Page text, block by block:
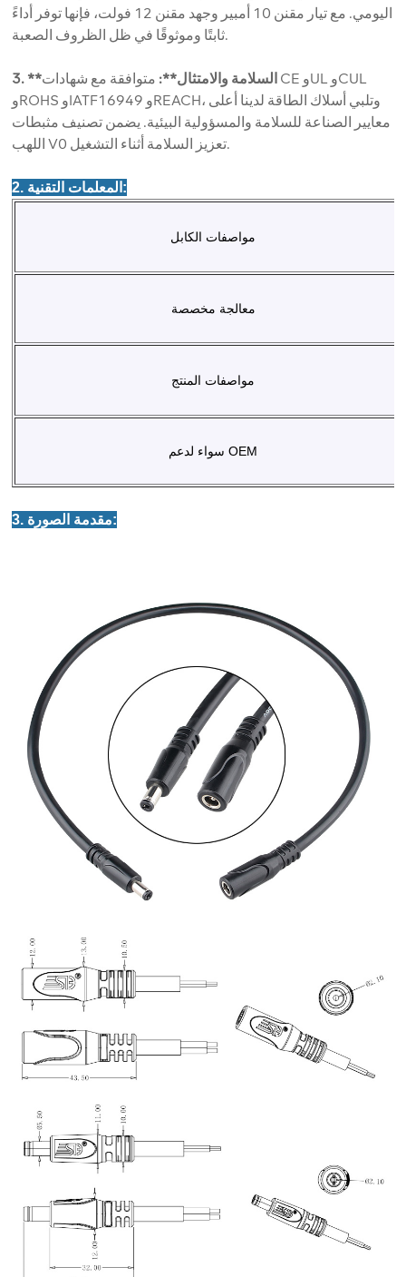
اليومي. مع تيار مقنن 10 أمبير وجهد مقنن 12 فولت، فإنها توفر أداءً
ثابتًا وموثوقًا في ظل الظروف الصعبة.
3. **السلامة والامتثال**: متوافقة مع شهادات CE وUL وCUL
وROHS وIATF16949 وREACH، وتلبي أسلاك الطاقة لدينا أعلى
معايير الصناعة للسلامة والمسؤولية البيئية. يضمن تصنيف مثبطات
اللهب V0 تعزيز السلامة أثناء التشغيل.
2. المعلمات التقنية:
مواصفات الكابل
معالجة مخصصة
مواصفات المنتج
سواء لدعم OEM
3. مقدمة الصورة: